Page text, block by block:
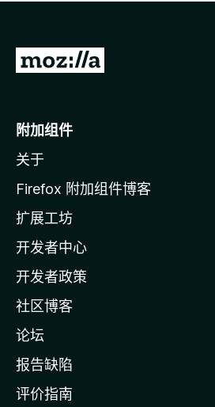
无
转
o
i
l
a
主
页
附加组件
关于
Firefox 附加组件博客
扩展工坊
开发者中心
开发者政策
社区博客
论坛
报告缺陷
评价指南